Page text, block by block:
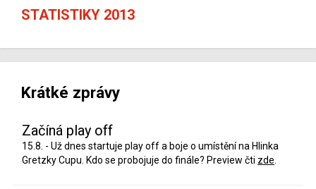
STATISTIKY 2013
Krátké zprávy
Začíná play off
15.8. - Už dnes startuje play off a boje o umístění na Hlinka
Gretzky Cupu. Kdo se probojuje do finále? Preview čti zde